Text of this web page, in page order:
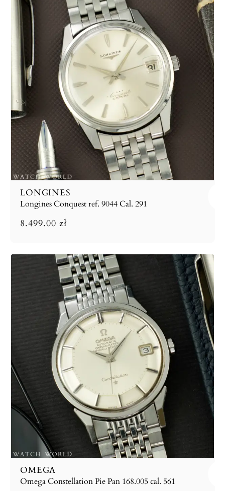
LONGINES
Longines Conquest ref. 9044 Cal. 291
8.499.00 zł
OMEGA
Omega Constellation Pie Pan 168.005 cal. 561